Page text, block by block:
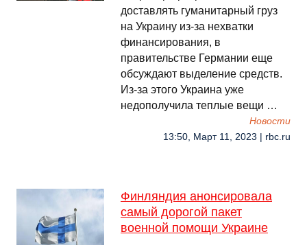
доставлять гуманитарный груз
на Украину из-за нехватки
финансирования, в
правительстве Германии еще
обсуждают выделение средств.
Из-за этого Украина уже
недополучила теплые вещи …
Новости
13:50, Март 11, 2023 | rbc.ru
Финляндия анонсировала
самый дорогой пакет
военной помощи Украине